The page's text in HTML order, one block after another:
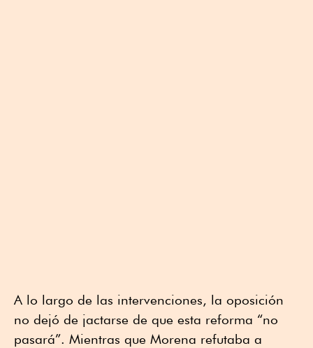
A lo largo de las intervenciones, la oposición
no dejó de jactarse de que esta reforma “no
pasará”. Mientras que Morena refutaba a